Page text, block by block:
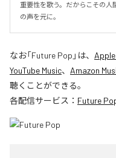
重要性を歌う。だからこその人
の声を元に。
なお「Future Pop 」は、
YouTube Music、 Amazon
聴くことができる。
各配信サービス： Future